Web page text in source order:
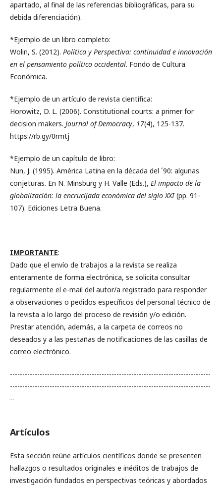
apartado, al final de las referencias bibliográficas, para su
debida diferenciación).
*Ejemplo de un libro completo:
Wolin, S. (2012). Política y Perspectiva: continuidad e innovación
en el pensamiento político occidental. Fondo de Cultura
Económica.
*Ejemplo de un artículo de revista científica:
Horowitz, D. L. (2006). Constitutional courts: a primer for
decision makers. Journal of Democracy, 17(4), 125-137.
https://rb.gy/0rmtj
*Ejemplo de un capítulo de libro:
Nun, J. (1995). América Latina en la década del ´90: algunas
conjeturas. En N. Minsburg y H. Valle (Eds.), El impacto de la
globalización: la encrucijada económica del siglo XXI(pp. 91-
107). Ediciones Letra Buena.
IMPORTANTE:
Dado que el envío de trabajos a la revista se realiza
enteramente de forma electrónica, se solicita consultar
regularmente el e-mail del autor/a registrado para responder
a observaciones o pedidos específicos del personal técnico de
la revista a lo largo del proceso de revisión y/o edición.
Prestar atención, además, a la carpeta de correos no
deseados y a las pestañas de notificaciones de las casillas de
correo electrónico.
---------------------------------------------------------------------------------
---------------------------------------------------------------------------------
--
Artículos
Esta sección reúne artículos científicos donde se presenten
hallazgos o resultados originales e inéditos de trabajos de
investigación fundados en perspectivas teóricas y abordados